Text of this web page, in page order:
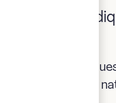
II. Entités
A) Entités
exonération par